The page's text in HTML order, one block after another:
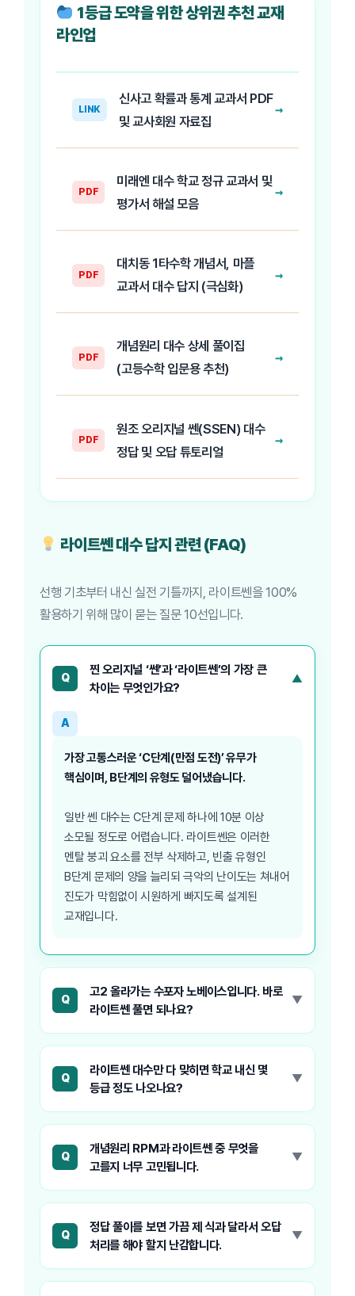
1등급 도약을 위한 상위권 추천 교재
라인업
LINK
신사고 확률과 통계 교과서 PDF
및 교사회원 자료집
→
PDF
미래엔 대수 학교 정규 교과서 및
평가서 해설 모음
→
PDF
대치동 1타수학 개념서, 마플
교과서 대수 답지 (극심화)
→
PDF
개념원리 대수 상세 풀이집
(고등수학 입문용 추천)
→
PDF
원조 오리지널 쎈(SSEN) 대수
정답 및 오답 튜토리얼
→
라이트쎈 대수 답지 관련 (FAQ)
선행 기초부터 내신 실전 기틀까지, 라이트쎈을 100%
활용하기 위해 많이 묻는 질문 10선입니다.
Q
찐 오리지널 ‘쎈’과 ‘라이트쎈’의 가장 큰
차이는 무엇인가요?
A
가장 고통스러운 ‘C단계(만점 도전)’ 유무가
핵심이며, B단계의 유형도 덜어냈습니다.
일반 쎈 대수는 C단계 문제 하나에 10분 이상
소모될 정도로 어렵습니다. 라이트쎈은 이러한
멘탈 붕괴 요소를 전부 삭제하고, 빈출 유형인
B단계 문제의 양을 늘리되 극악의 난이도는 쳐내어
진도가 막힘없이 시원하게 빠지도록 설계된
교재입니다.
Q
고2 올라가는 수포자 노베이스입니다. 바로
라이트쎈 풀면 되나요?
Q
라이트쎈 대수만 다 맞히면 학교 내신 몇
등급 정도 나오나요?
Q
개념원리 RPM과 라이트쎈 중 무엇을
고를지 너무 고민됩니다.
Q
정답 풀이를 보면 가끔 제 식과 달라서 오답
처리를 해야 할지 난감합니다.